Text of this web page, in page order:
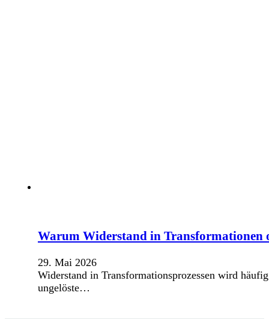
Warum Widerstand in Transformationen
29. Mai 2026
Widerstand in Transformationsprozessen wird
ungelöste…